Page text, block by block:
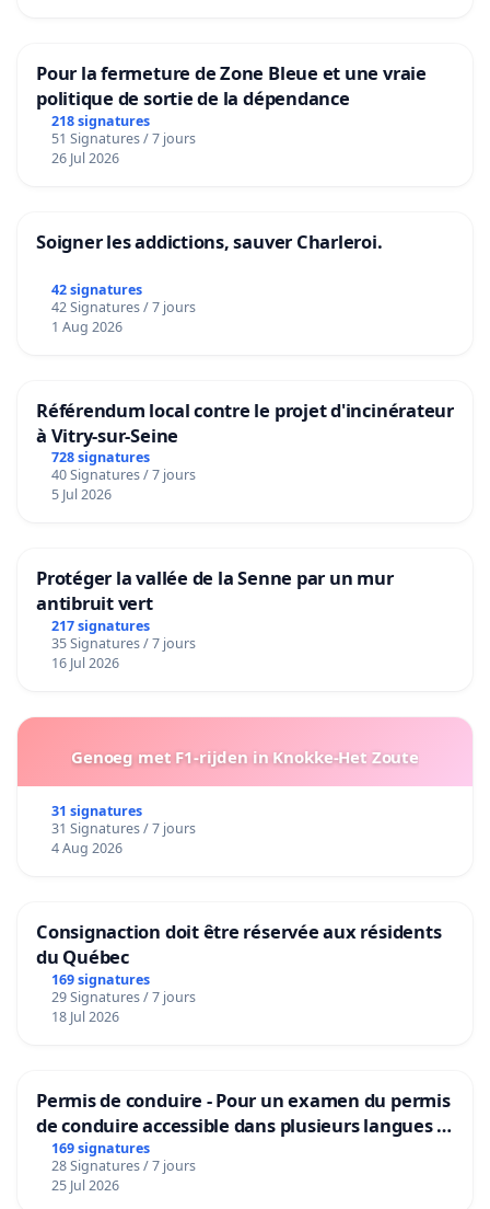
Pour la fermeture de Zone Bleue et une vraie
politique de sortie de la dépendance
218 signatures
51 Signatures / 7 jours
26 Jul 2026
Soigner les addictions, sauver Charleroi.
42 signatures
42 Signatures / 7 jours
1 Aug 2026
Référendum local contre le projet d'incinérateur
à Vitry-sur-Seine
728 signatures
40 Signatures / 7 jours
5 Jul 2026
Protéger la vallée de la Senne par un mur
antibruit vert
217 signatures
35 Signatures / 7 jours
16 Jul 2026
Genoeg met F1-rijden in Knokke-Het Zoute
31 signatures
31 Signatures / 7 jours
4 Aug 2026
Consignaction doit être réservée aux résidents
du Québec
169 signatures
29 Signatures / 7 jours
18 Jul 2026
Permis de conduire - Pour un examen du permis
de conduire accessible dans plusieurs langues à
Bruxelles
169 signatures
28 Signatures / 7 jours
25 Jul 2026